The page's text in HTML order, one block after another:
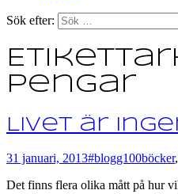
Sök efter:
pengar
Livet är
31 januari, 2013#blogg100böcker,
Det finns flera olika mått på hur